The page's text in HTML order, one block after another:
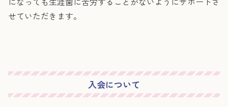
せていただきます。
入会について